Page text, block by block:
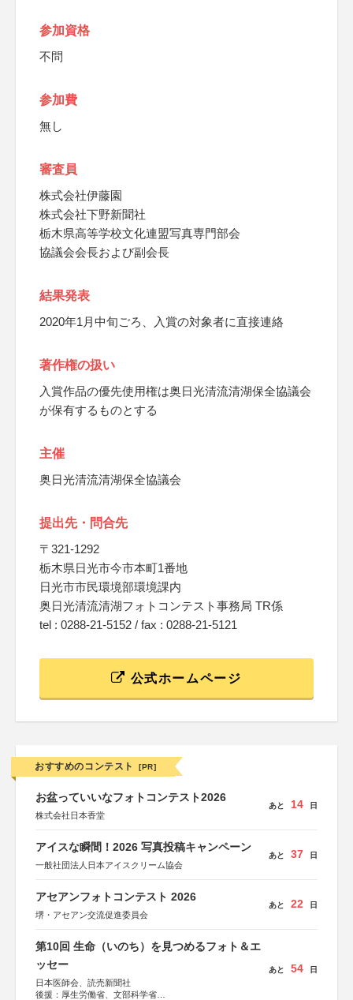
参加資格
不問
参加費
無し
審査員
株式会社伊藤園
株式会社下野新聞社
栃木県高等学校文化連盟写真専門部会
協議会会長および副会長
結果発表
2020年1月中旬ごろ、入賞の対象者に直接連絡
著作権の扱い
入賞作品の優先使用権は奥日光清流清湖保全協議会
が保有するものとする
主催
奥日光清流清湖保全協議会
提出先・問合先
〒321-1292
栃木県日光市今市本町1番地
日光市市民環境部環境課内
奥日光清流清湖フォトコンテスト事務局 TR係
tel : 0288-21-5152 / fax : 0288-21-5121
公式ホームページ
おすすめのコンテスト [PR]
お盆っていいなフォトコンテスト2026
株式会社日本香堂
あと 14 日
アイスな瞬間！2026 写真投稿キャンペーン
一般社団法人日本アイスクリーム協会
あと 37 日
アセアンフォトコンテスト 2026
堺・アセアン交流促進委員会
あと 22 日
第10回 生命（いのち）を見つめるフォト＆エ
ッセー
日本医師会、読売新聞社
後援：厚生労働省、文部科学省
あと 54 日